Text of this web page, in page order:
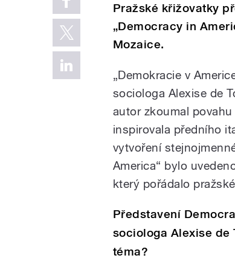
Pražské křižovatky
„Democracy in
Mozaice.
„Demokracie v
sociologa Alexise de
autor zkoumal
inspirovala předního
vytvoření
America“ bylo
který pořádalo
Představení
sociologa Alexise de
téma?